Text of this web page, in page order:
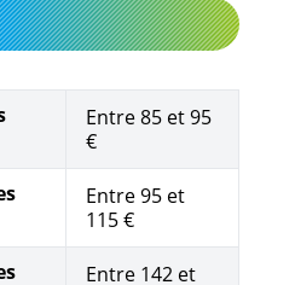
Entre 85 et 95
€
Entre 95 et
115 €
Entre 142 et